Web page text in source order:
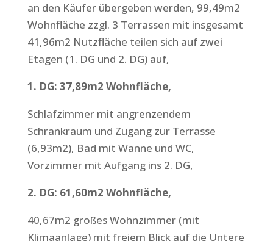
an den Käufer übergeben werden, 99,49m2
Wohnfläche zzgl. 3 Terrassen mit insgesamt
41,96m2 Nutzfläche teilen sich auf zwei
Etagen (1. DG und 2. DG) auf,
1. DG: 37,89m2 Wohnfläche,
Schlafzimmer mit angrenzendem
Schrankraum und Zugang zur Terrasse
(6,93m2), Bad mit Wanne und WC,
Vorzimmer mit Aufgang ins 2. DG,
2. DG: 61,60m2 Wohnfläche,
40,67m2 großes Wohnzimmer (mit
Klimaanlage) mit freiem Blick auf die Untere